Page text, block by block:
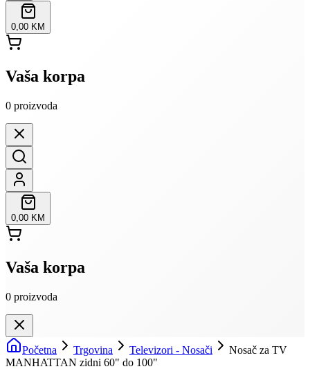
0,00 KM
Vaša korpa
0 proizvoda
0,00 KM
Vaša korpa
0 proizvoda
Početna Trgovina Televizori - Nosači
Nosač za TV
MANHATTAN zidni 60" do 100"